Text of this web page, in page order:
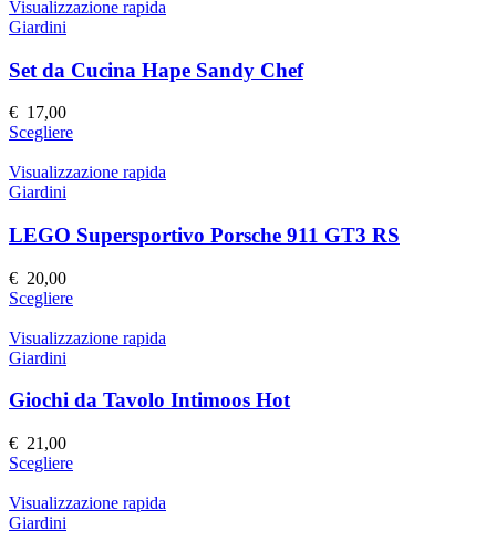
pagina
prodotto
ha
Le
opzioni
scelte
nella
pagina
prodotto
Visualizzazione rapida
Giardini
Set da Cucina Hape Sandy Chef
€ 17,00
ScegliereQuesto
ha
Le
opzioni
scelte
nella
pagina
prodotto
Visualizzazione rapida
Giardini
LEGO Supersportivo Porsche 911 GT3 RS
€ 20,00
ScegliereQuesto
ha
Le
scelte
nella
pagina
Visualizzazione rapida
Giardini
Giochi da Tavolo Intimoos Hot
€ 21,00
ScegliereQuesto
ha
Visualizzazione rapida
Giardini